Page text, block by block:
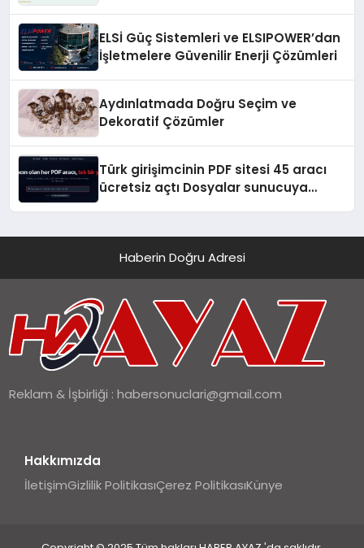
ELSİ Güç Sistemleri ve ELSIPOWER’dan
İşletmelere Güvenilir Enerji Çözümleri
Aydınlatmada Doğru Seçim ve
Dekoratif Çözümler
Türk girişimcinin PDF sitesi 45 aracı
ücretsiz açtı Dosyalar sunucuya
Haberin Doğru Adresi
Reklam & İşbirliği :habersonuclari@gmail.com
Hakkımızda
İletişimGizlilik PolitikasıÇerez PolitikasıKünye